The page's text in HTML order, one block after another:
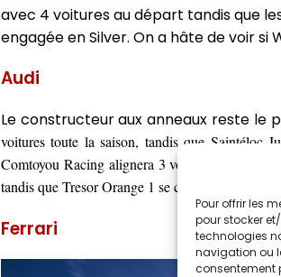
Pour offrir les
pour stocker
technologies
navigation ou
consentement
avec 4 voitures au départ tandis que
engagée en Silver. On a hâte de voir si
Audi
Le constructeur aux anneaux reste le
voitures toute la saison, tandis que Saintéloc
Comtoyou Racing alignera 3 voitures (2 en
tandis que Tresor Orange 1 se contentera d'une
Ferrari